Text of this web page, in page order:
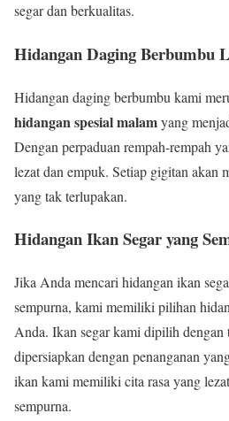
segar dan berkualitas.
Hidangan Daging Berbumbu
Hidangan daging berbumbu kami
hidangan spesial malamyang
Dengan perpaduan rempah-rempah
lezat dan empuk. Setiap gigitan akan
yang tak terlupakan.
Hidangan Ikan Segar yang
Jika Anda mencari hidangan ikan
sempurna, kami memiliki pilihan
Anda. Ikan segar kami dipilih dengan
dipersiapkan dengan penanganan
ikan kami memiliki cita rasa yang
sempurna.